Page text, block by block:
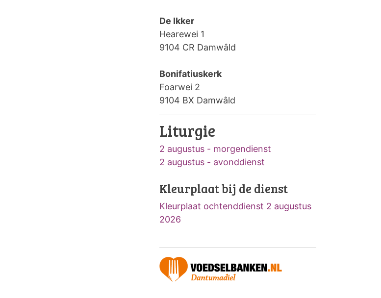
De Ikker
Hearewei 1
9104 CR Damwâld
Bonifatiuskerk
Foarwei 2
9104 BX Damwâld
Liturgie
2 augustus - morgendienst
2 augustus - avonddienst
Kleurplaat bij de dienst
Kleurplaat ochtenddienst 2 augustus
2026